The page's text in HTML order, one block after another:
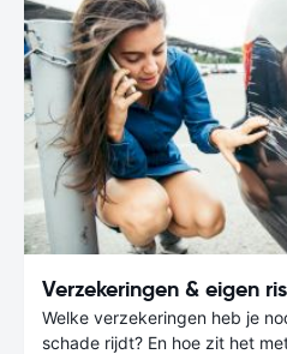
Verzekeringen & eigen
Welke verzekeringen heb je
schade rijdt? En hoe zit het